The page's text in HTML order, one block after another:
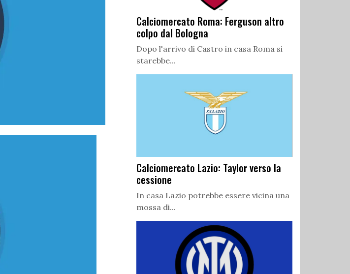
Calciomercato Roma: Ferguson altro
colpo dal Bologna
Dopo l'arrivo di Castro in casa Roma si
starebbe...
Calciomercato Lazio: Taylor verso la
cessione
In casa Lazio potrebbe essere vicina una
mossa di...